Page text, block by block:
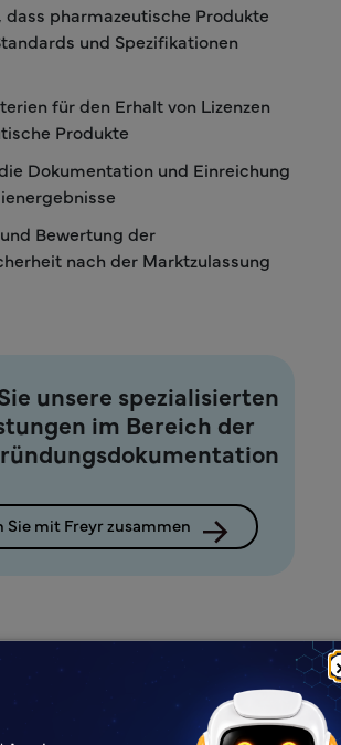
dass pharmazeutische Produkte
und Spezifikationen
für den Erhalt von Lizenzen
Produkte
Dokumentation und Einreichung
Bewertung der
nach der Marktzulassung
unsere spezialisierten
im Bereich der
Sie mit Freyr zusammen
Neues?
Webinare